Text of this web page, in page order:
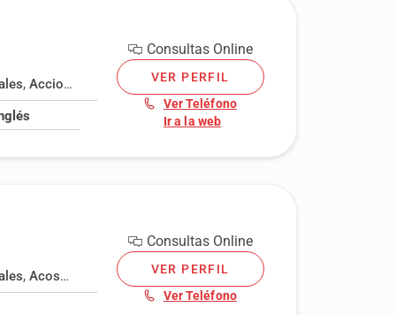
, Acciones, bonos y preferentes , Acoso laboral
Consultas Online
VER PERFIL
Ver Teléfono
Ir a la web
, Acoso laboral ,Administrativo, Adopción
Consultas Online
VER PERFIL
Ver Teléfono